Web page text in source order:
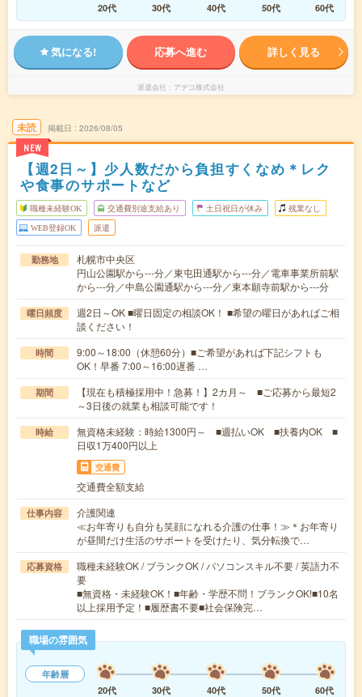
20代
30代 40代 50代 60代
気になる! 応募へ進む 詳しく見る
派遣会社 アデコ株式会社
未読
NEW
掲載日 2026/08/05
【週2日～】少人数だから負担すくなめ＊レク
や食事のサポートなど
職種未経験OK 交通費別途支給あり 土日祝日が休み 残業なし
WEB登録OK 派遣
勤務地
札幌市中央区
円山公園駅から---分／東屯田通駅から---分／電車事業所前駅
から---分／中島公園通駅から---分／東本願寺前駅から---分
曜日頻度
週2日～OK ■曜日固定の相談OK！ ■希望の曜日があればご相
談ください！
時間
9:00～18:00（休憩60分）■ご希望があれば下記シフトも
OK！早番 7:00～16:00遅番 …
期間
【現在も積極採用中！急募！】2カ月～ ■ご応募から最短2
～3日後の就業も相談可能です！
時給
無資格未経験：時給1300円～ ■週払いOK ■扶養内OK ■
日収1万400円以上
交通費
交通費全額支給
仕事内容
介護関連
≪お年寄りも自分も笑顔になれる介護の仕事！≫＊お年寄り
が昼間だけ生活のサポートを受けたり、気分転換で…
応募資格
職種未経験OK / ブランクOK / パソコンスキル不要 / 英語力不
要
■無資格・未経験OK！■年齢・学歴不問！ブランクOK!■10名
以上採用予定！■履歴書不要■社会保険完…
職場の雰囲気
年齢層
20代
30代 40代 50代
60代